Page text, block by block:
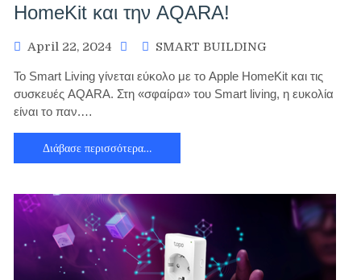
HomeKit και την AQARA!
April 22, 2024 SMART BUILDING
Το Smart Living γίνεται εύκολο με το Apple HomeKit και τις
συσκευές AQARA. Στη «σφαίρα» του Smart living, η ευκολία
είναι το παν.…
Διάβασε περισσότερα…